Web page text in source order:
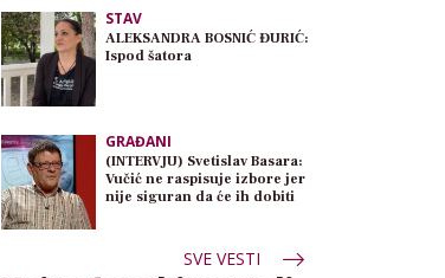
STAV
ALEKSANDRA BOSNIĆ ĐURIĆ:
Ispod šatora
GRAĐANI
(INTERVJU) Svetislav Basara:
Vučić ne raspisuje izbore jer
nije siguran da će ih dobiti
SVE VESTI